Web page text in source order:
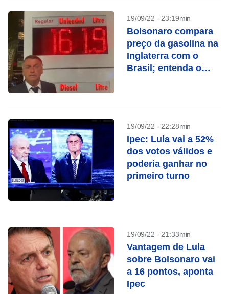
19/09/22 - 23:19min
Bolsonaro compara
preço da gasolina na
Inglaterra com o
Brasil; entenda o
19/09/22 - 22:28min
Ipec: Lula vai a 52%
dos votos válidos e
poderia ganhar no
primeiro turno
19/09/22 - 21:33min
Vantagem de Lula
sobre Bolsonaro vai
a 16 pontos, aponta
Ipec